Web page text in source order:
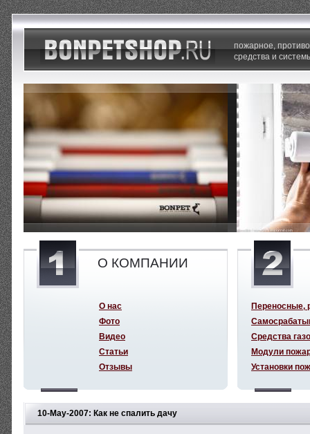
10-May-2007: Как не спалить дачу
пожарное,
средства и
О КОМПАНИИ
О нас
Фото
Видео
Статьи
Отзывы
Переносные,
Средства
Модули
Установки